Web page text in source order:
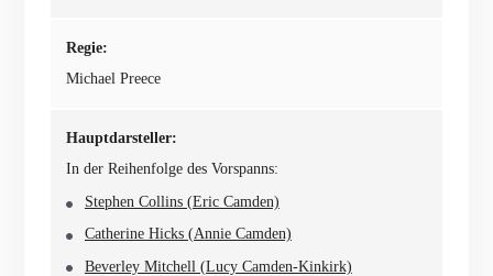
Regie:
Michael Preece
Hauptdarsteller:
In der Reihenfolge des Vorspanns:
Stephen Collins (Eric Camden)
Catherine Hicks (Annie Camden)
Beverley Mitchell (Lucy Camden-Kinkirk)